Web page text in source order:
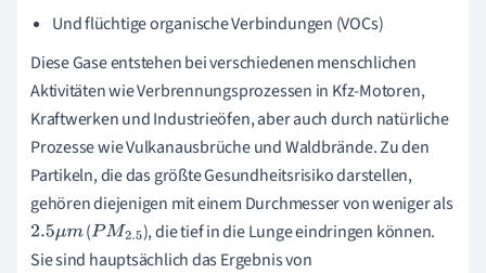
Und flüchtige organische Verbindungen (VOCs)
Diese Gase entstehen bei verschiedenen menschlichen
Aktivitäten wie Verbrennungsprozessen in Kfz-Motoren,
Kraftwerken und Industrieöfen, aber auch durch natürliche
Prozesse wie Vulkanausbrüche und Waldbrände. Zu den
Partikeln, die das größte Gesundheitsrisiko darstellen,
gehören diejenigen mit einem Durchmesser von weniger als
2.5μm (PM2.5 ), die tief in die Lunge eindringen können.
Sie sind hauptsächlich das Ergebnis von